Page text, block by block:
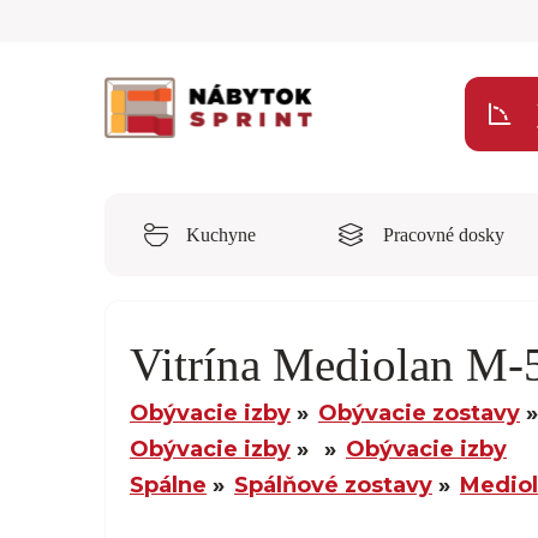
Kuchyne Pracovné dosky
Vitrína Mediolan M-
Obývacie izby Obývacie zostavy
Obývacie izby
Obývacie izby
Spálne
Spálňové zostavy